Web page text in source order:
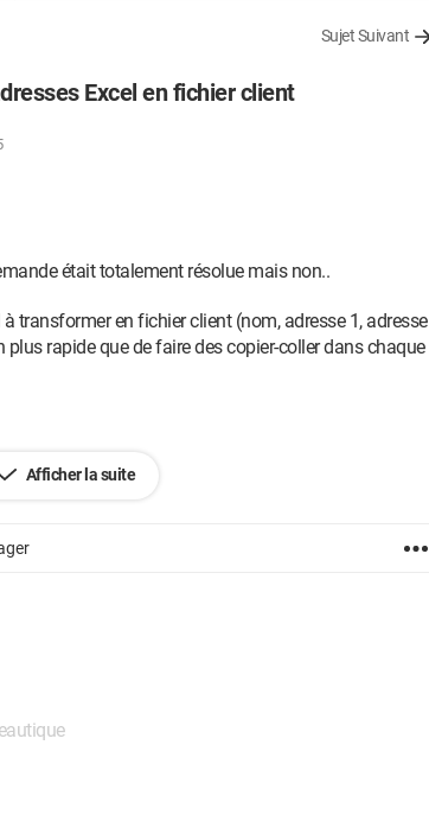
Sujet Suivant
Excel en fichier client
était totalement résolue mais non..
transformer en fichier client (nom, adresse 1, adresse
plus rapide que de faire des copier-coller dans chaque
Afficher la suite